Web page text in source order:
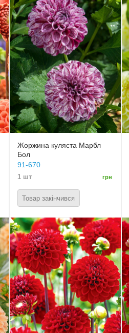
Жоржина куляста Марбл
Бол
91-670
1 шт грн
Товар закінчився